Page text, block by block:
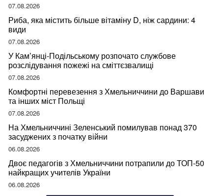
07.08.2026
Риба, яка містить більше вітаміну D, ніж сардини: 4
види
07.08.2026
У Кам’янці-Подільському розпочато службове
розслідування пожежі на сміттєзвалищі
07.08.2026
Комфортні перевезення з Хмельниччини до Варшави
та інших міст Польщі
07.08.2026
На Хмельниччині Зеленський помилував понад 370
засуджених з початку війни
06.08.2026
Двоє педагогів з Хмельниччини потрапили до ТОП-50
найкращих учителів України
06.08.2026